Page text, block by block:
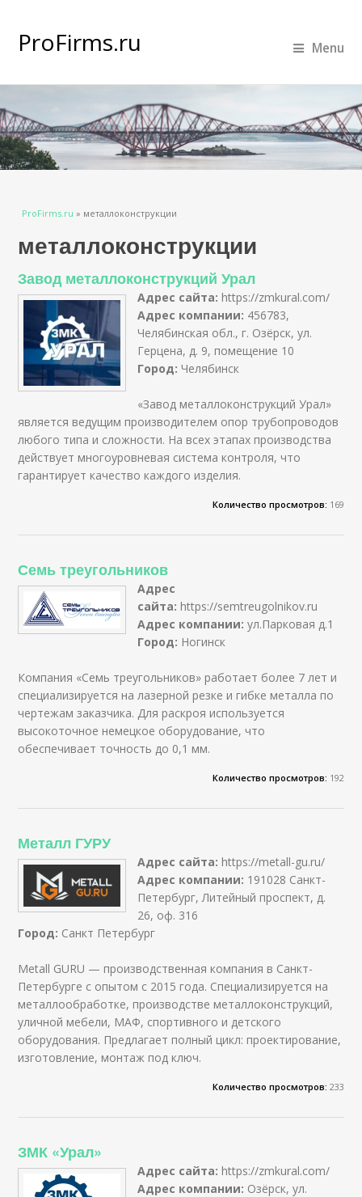
ProFirms.ru Menu
Вы здесь
ProFirms.ru » металлоконструкции
металлоконструкции
Завод металлоконструкций Урал
Адрес сайта: https://zmkural.com/
Адрес компании: 456783,
Челябинская обл., г. Озёрск, ул.
Герцена, д. 9, помещение 10
Город: Челябинск
«Завод металлоконструкций Урал»
является ведущим производителем опор трубопроводов
любого типа и сложности. На всех этапах производства
действует многоуровневая система контроля, что
гарантирует качество каждого изделия.
Количество просмотров: 169
Семь треугольников
Адрес
сайта: https://semtreugolnikov.ru
Адрес компании:ул.Парковая д.1
Город: Ногинск
Компания «Семь треугольников» работает более 7 лет и
специализируется на лазерной резке и гибке металла по
чертежам заказчика. Для раскроя используется
высокоточное немецкое оборудование, что
обеспечивает точность до 0,1 мм.
Количество просмотров: 192
Металл ГУРУ
Адрес сайта: https://metall-gu.ru/
Адрес компании: 191028 Санкт-
Петербург, Литейный проспект, д.
26, оф. 316
Город: Санкт Петербург
Metall GURU — производственная компания в Санкт-
Петербурге с опытом с 2015 года. Специализируется на
металлообработке, производстве металлоконструкций,
уличной мебели, МАФ, спортивного и детского
оборудования. Предлагает полный цикл: проектирование,
изготовление, монтаж под ключ.
Количество просмотров: 233
ЗМК «Урал»
Адрес сайта: https://zmkural.com/
Адрес компании: Озёрск, ул.